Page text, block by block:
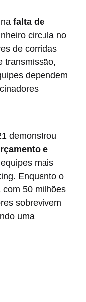
falta de
circula no
de corridas
transmissão,
dependem
demonstrou
e
mais
Enquanto o
com 50 milhões
sobrevivem
uma